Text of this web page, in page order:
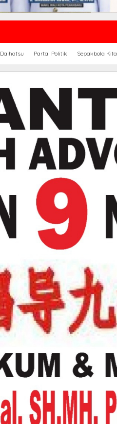
Daihatsu Partai Politik Sepakbola Kita